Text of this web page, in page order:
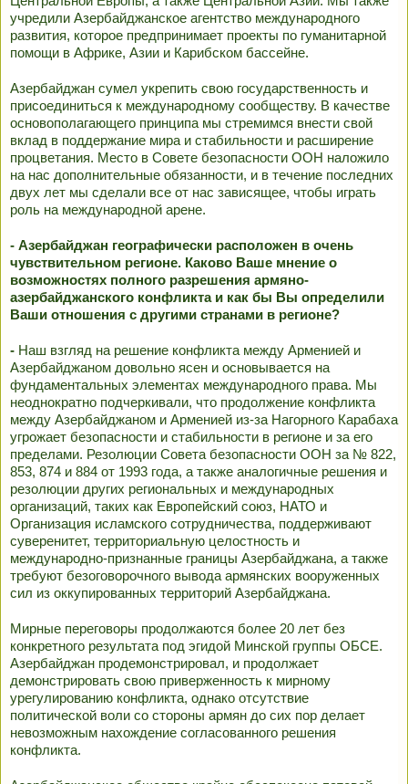
учредили Азербайджанское агентство международного
развития, которое предпринимает проекты по гуманитарной
помощи в Африке, Азии и Карибском бассейне.
Азербайджан сумел укрепить свою государственность и
присоединиться к международному сообществу. В качестве
основополагающего принципа мы стремимся внести свой
вклад в поддержание мира и стабильности и расширение
процветания. Место в Совете безопасности ООН наложило
на нас дополнительные обязанности, и в течение последних
двух лет мы сделали все от нас зависящее, чтобы играть
роль на международной арене.
- Азербайджан географически расположен в очень
чувствительном регионе. Каково Ваше мнение о
возможностях полного разрешения армяно-
азербайджанского конфликта и как бы Вы определили
Ваши отношения с другими странами в регионе?
- Наш взгляд на решение конфликта между Арменией и
Азербайджаном довольно ясен и основывается на
фундаментальных элементах международного права. Мы
неоднократно подчеркивали, что продолжение конфликта
между Азербайджаном и Арменией из-за Нагорного Карабаха
угрожает безопасности и стабильности в регионе и за его
пределами. Резолюции Совета безопасности ООН за № 822,
853, 874 и 884 от 1993 года, а также аналогичные решения и
резолюции других региональных и международных
организаций, таких как Европейский союз, НАТО и
Организация исламского сотрудничества, поддерживают
суверенитет, территориальную целостность и
международно-признанные границы Азербайджана, а также
требуют безоговорочного вывода армянских вооруженных
сил из оккупированных территорий Азербайджана.
Мирные переговоры продолжаются более 20 лет без
конкретного результата под эгидой Минской группы ОБСЕ.
Азербайджан продемонстрировал, и продолжает
демонстрировать свою приверженность к мирному
урегулированию конфликта, однако отсутствие
политической воли со стороны армян до сих пор делает
невозможным нахождение согласованного решения
конфликта.